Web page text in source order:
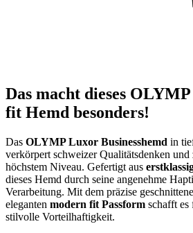
Das macht dieses
fit Hemd besonders!
Das OLYMP Luxor Businesshemd in
verkörpert schweizer Qualitätsdenken und
höchstem Niveau. Gefertigt aus
dieses Hemd durch seine angenehme
Verarbeitung. Mit dem präzise
eleganten modern fit Passform schafft es
stilvolle Vorteilhaftigkeit.